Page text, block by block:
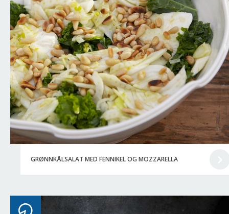
GRØNNKÅLSALAT MED FENNIKEL OG MOZZARELLA